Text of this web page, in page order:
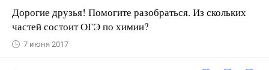
Дорогие друзья! Помогите разобраться. Из скольких
частей состоит ОГЭ по химии?
7 июня 2017